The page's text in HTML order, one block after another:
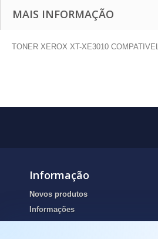
MAIS INFORMAÇÃO
TONER XEROX XT-XE3010 COMPATIVEL
Informação
Novos produtos
Informações
Portes de envio